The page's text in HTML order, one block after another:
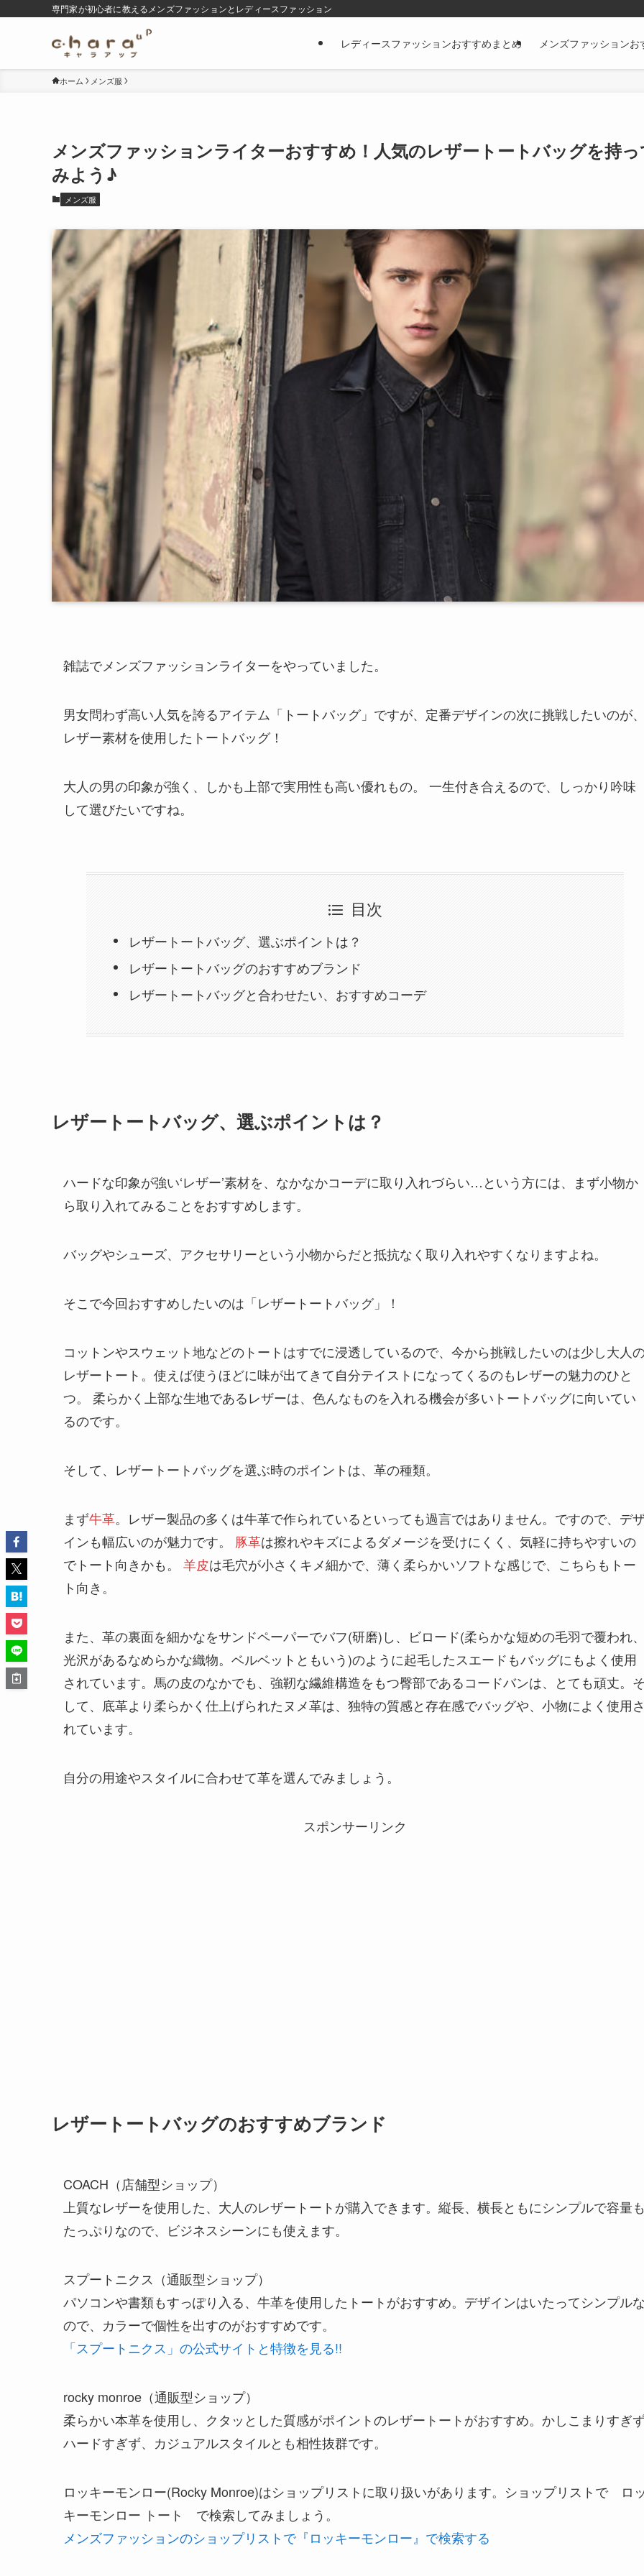
専門家が初心者に教えるメンズファッションとレディースファッション
レディースファッションおすすめまとめ メンズファッションお
ホーム メンズ服
メンズファッションライターおすすめ！人気のレザートートバッグを持っ
みよう♪
メンズ服
雑誌でメンズファッションライターをやっていました。
男女問わず高い人気を誇るアイテム「トートバッグ」ですが、定番デザインの次に挑戦したいのが、
レザー素材を使用したトートバッグ！
大人の男の印象が強く、しかも上部で実用性も高い優れもの。 一生付き合えるので、しっかり吟味
して選びたいですね。
目次
レザートートバッグ、選ぶポイントは？
レザートートバッグのおすすめブランド
レザートートバッグと合わせたい、おすすめコーデ
レザートートバッグ、選ぶポイントは？
ハードな印象が強い‘レザー’素材を、なかなかコーデに取り入れづらい…という方には、まず小物か
ら取り入れてみることをおすすめします。
バッグやシューズ、アクセサリーという小物からだと抵抗なく取り入れやすくなりますよね。
そこで今回おすすめしたいのは「レザートートバッグ」！
コットンやスウェット地などのトートはすでに浸透しているので、今から挑戦したいのは少し大人
レザートート。使えば使うほどに味が出てきて自分テイストになってくるのもレザーの魅力のひと
つ。 柔らかく上部な生地であるレザーは、色んなものを入れる機会が多いトートバッグに向いてい
るのです。
そして、レザートートバッグを選ぶ時のポイントは、革の種類。
まず牛革。レザー製品の多くは牛革で作られているといっても過言ではありません。ですので、デ
インも幅広いのが魅力です。 豚革は擦れやキズによるダメージを受けにくく、気軽に持ちやすいの
でトート向きかも。 羊皮は毛穴が小さくキメ細かで、薄く柔らかいソフトな感じで、こちらもトー
ト向き。
また、革の裏面を細かなをサンドペーパーでバフ(研磨)し、ビロード(柔らかな短めの毛羽で覆われ、
光沢があるなめらかな織物。ベルベットともいう)のように起毛したスエードもバッグにもよく使用
されています。馬の皮のなかでも、強靭な繊維構造をもつ臀部であるコードバンは、とても頑丈。そ
して、底革より柔らかく仕上げられたヌメ革は、独特の質感と存在感でバッグや、小物によく使用さ
れています。
自分の用途やスタイルに合わせて革を選んでみましょう。
スポンサーリンク
レザートートバッグのおすすめブランド
COACH（店舗型ショップ）
上質なレザーを使用した、大人のレザートートが購入できます。縦長、横長ともにシンプルで容量も
たっぷりなので、ビジネスシーンにも使えます。
スプートニクス（通販型ショップ）
パソコンや書類もすっぽり入る、牛革を使用したトートがおすすめ。デザインはいたってシンプルな
ので、カラーで個性を出すのがおすすめです。
「スプートニクス」の公式サイトと特徴を見る!!
rocky monroe（通販型ショップ）
柔らかい本革を使用し、クタッとした質感がポイントのレザートートがおすすめ。かしこまりすぎ
ハードすぎず、カジュアルスタイルとも相性抜群です。
ロッキーモンロー(Rocky Monroe)はショップリストに取り扱いがあります。ショップリストで ロッ
キーモンロー トート で検索してみましょう。
メンズファッションのショップリストで『ロッキーモンロー』で検索する